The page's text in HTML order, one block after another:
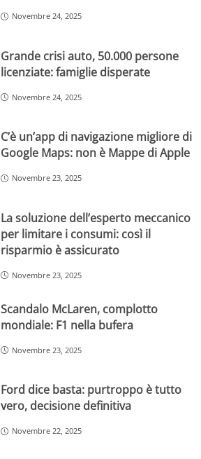
Novembre 24, 2025
Grande crisi auto, 50.000 persone
licenziate: famiglie disperate
Novembre 24, 2025
C’è un’app di navigazione migliore di
Google Maps: non è Mappe di Apple
Novembre 23, 2025
La soluzione dell’esperto meccanico
per limitare i consumi: così il
risparmio è assicurato
Novembre 23, 2025
Scandalo McLaren, complotto
mondiale: F1 nella bufera
Novembre 23, 2025
Ford dice basta: purtroppo è tutto
vero, decisione definitiva
Novembre 22, 2025